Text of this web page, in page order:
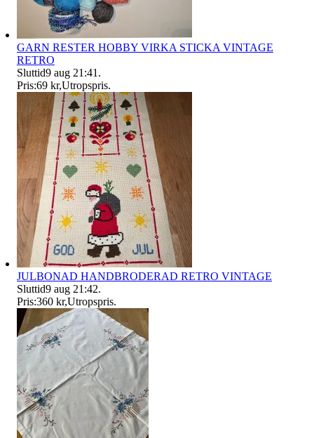
GARN RESTER HOBBY VIRKA STICKA VINTAGE
RETRO
Sluttid9 aug 21:41 .
Pris:69 kr,Utropspris.
JULBONAD HANDBRODERAD RETRO VINTAGE
Sluttid9 aug 21:42.
Pris:360 kr,Utropspris.